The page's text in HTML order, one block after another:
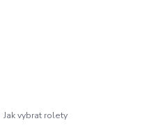
Jak vybrat rolety